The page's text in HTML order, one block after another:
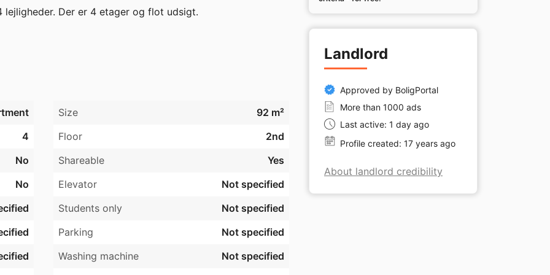
lejligheder. Der er 4 etager og flot udsigt.
ved bebyggelsen.
der indsendes en kopi af registreringsattesten på det
Size
92 m²
4 Floor
2nd
No Shareable
Yes
No Elevator
Not specified
Students only
Not specified
Parking
Not specified
Washing machine
Not specified
Landlord
Approved by BoligPortal
More than 1000 ads
Last active: 1 day ago
Profile created: 17 years ago
About landlord credibility